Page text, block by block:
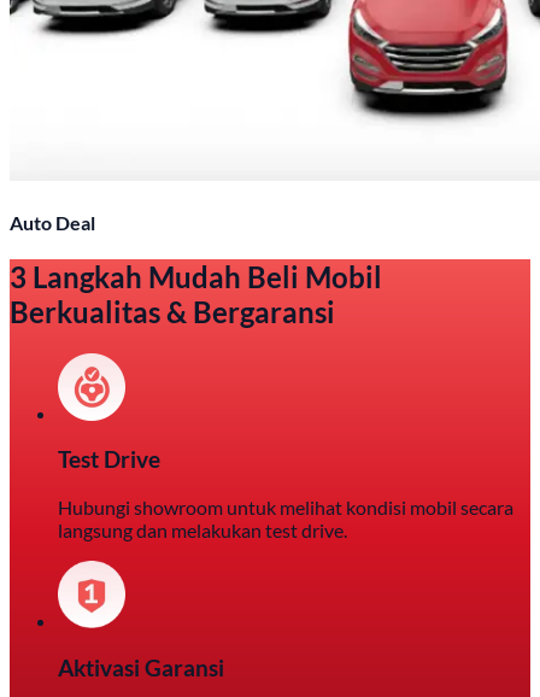
Auto Deal
3 Langkah Mudah Beli Mobil
Berkualitas & Bergaransi
Test Drive
Hubungi showroom untuk melihat kondisi mobil secara
langsung dan melakukan test drive.
Aktivasi Garansi